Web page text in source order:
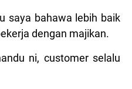
saya bahawa lebih baik
dengan majikan.
ni, customer selalu